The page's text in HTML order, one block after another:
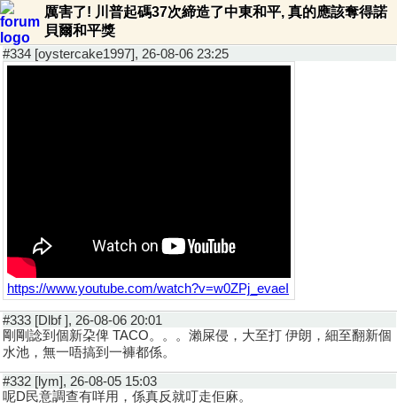
厲害了! 川普起碼37次締造了中東和平, 真的應該奪得諾
貝爾和平獎
#334 [oystercake1997], 26-08-06 23:25
https://www.youtube.com/watch?v=w0ZPj_evaeI
#333 [Dlbf ], 26-08-06 20:01
剛剛諗到個新朶俾 TACO。。。瀨屎侵，大至打 伊朗，細至翻新個
水池，無一唔搞到一褲都係。
#332 [lym], 26-08-05 15:03
呢D民意調查有咩用，係真反就叮走佢麻。